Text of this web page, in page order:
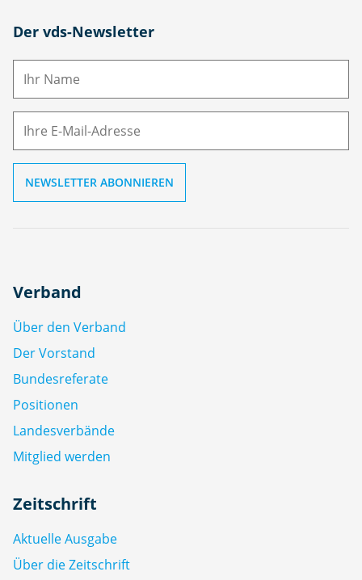
Der vds-Newsletter
N
M
Verband
Über den Verband
Der Vorstand
Bundesreferate
Positionen
Landesverbände
Mitglied werden
Zeitschrift
Aktuelle Ausgabe
Über die Zeitschrift